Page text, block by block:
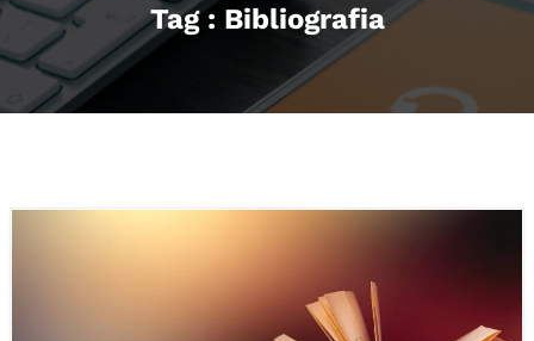
Tag : Bibliografia